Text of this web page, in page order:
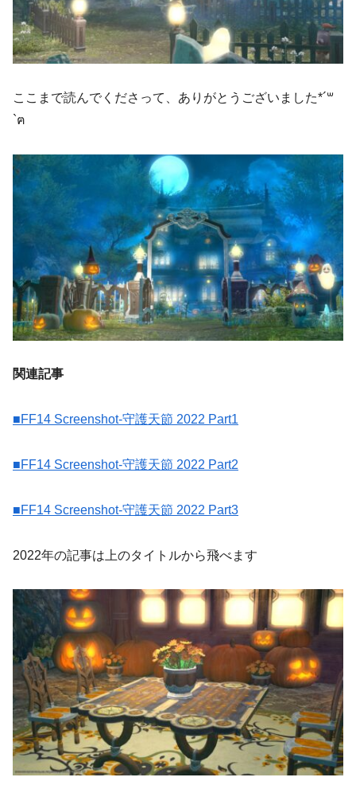
ここまで読んでくださって、ありがとうございました*´꒳
`ฅ
関連記事
■FF14 Screenshot-守護天節 2022 Part1
■FF14 Screenshot-守護天節 2022 Part2
■FF14 Screenshot-守護天節 2022 Part3
2022年の記事は上のタイトルから飛べます